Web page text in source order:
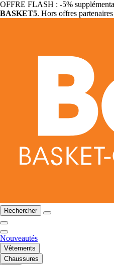
OFFRE FLASH : -5%
BASKET5. Hors offres partenaires
Rechercher
Nouveautés
Vêtements
Chaussures